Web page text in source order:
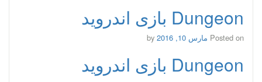
Dungeon بازی اندروید
Posted on مارس 10, 2016
Dungeon بازی اندروید